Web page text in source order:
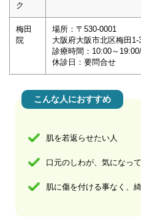
ク
梅田
院
場所：〒530-0001
大阪府大阪市北区梅田
診療時間：10:00～
休診日：要問合せ
こんな人におすすめ
肌を若返らせたい人
口元のしわが、気になっ
肌に傷を付ける事なく、